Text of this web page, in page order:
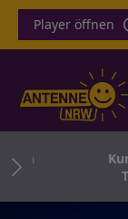
Player öffnen